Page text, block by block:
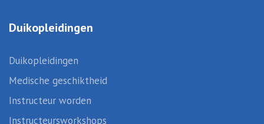
Duikopleidingen
Duikopleidingen
Medische geschiktheid
Instructeur worden
Instructeursworkshops